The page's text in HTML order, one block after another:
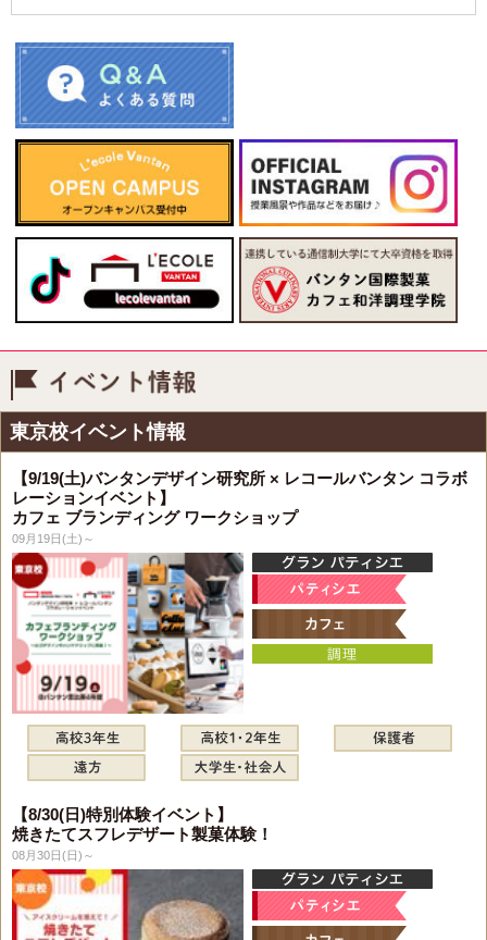
東京校イベント情報
【9/19(土)バンタンデザイン研究所 × レコールバンタン コラボ
レーションイベント】
カフェ ブランディング ワークショップ
09月19日(土)～
【8/30(日)特別体験イベント】
焼きたてスフレデザート製菓体験！
08月30日(日)～